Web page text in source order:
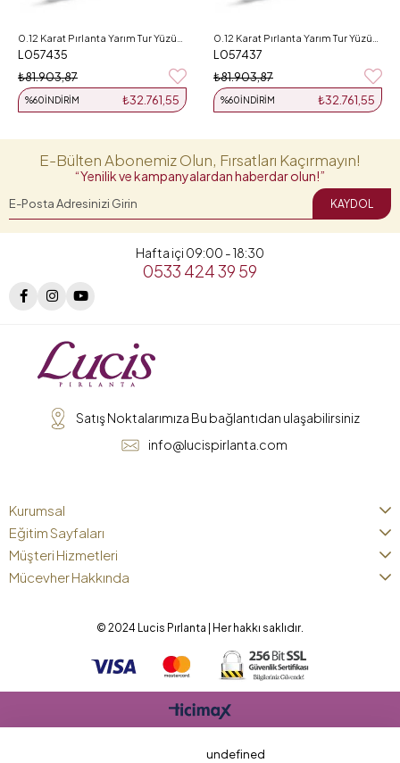
L057435
₺32.761,55
%60İNDIRIM
₺81.903,87
L057437
₺32.761,55
%60İNDIRIM
₺81.903,87
E-Bülten Abonemiz Olun, Fırsatları Kaçırmayın!
“Yenilik ve kampanyalardan haberdar olun!”
KAYDOL
Hafta içi 09:00 - 18:30
0533 424 39 59
Satış Noktalarımıza Bu bağlantıdan ulaşabilirsiniz
info@lucispirlanta.com
Kurumsal
Eğitim Sayfaları
Müşteri Hizmetleri
Mücevher Hakkında
© 2024 Lucis Pırlanta | Her hakkı saklıdır.
undefined